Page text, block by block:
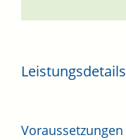
Leistungsdetails
Voraussetzungen